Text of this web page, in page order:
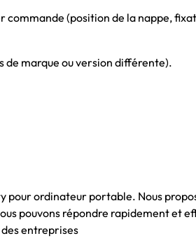
commande (position de la nappe,
de marque ou version différente).
ordinateur portable. Nous
pouvons répondre rapidement et
entreprises